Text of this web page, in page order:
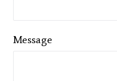
Message